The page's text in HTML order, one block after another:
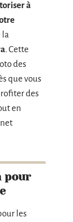
à
la
. Cette
des
que vous
des
en
pour
les